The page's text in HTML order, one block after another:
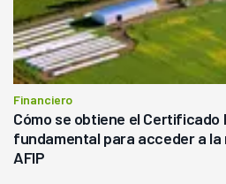
Financiero
Cómo se obtiene el Certificado
fundamental para acceder a
AFIP